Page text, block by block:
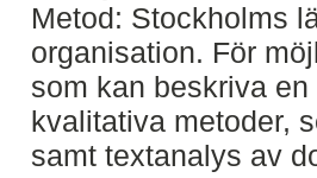
Metod: Stockholms
organisation. För
som kan beskriva
kvalitativa metoder,
samt textanalys av